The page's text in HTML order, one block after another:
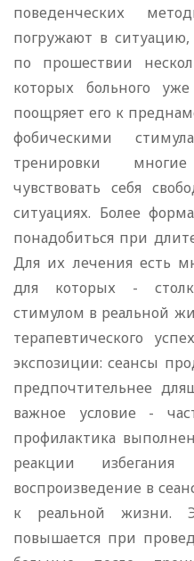
поведенческих
погружают в
по прошествии
которых больного
поощряет его к
фобическими
тренировки
чувствовать себя
ситуациях. Более
понадобиться при
Для их лечения есть
для которых -
стимулом в реальной
терапевтического
экспозиции: сеансы
предпочтительнее
важное условие -
профилактика
реакции
воспроизведение в
к реальной жизни.
повышается при